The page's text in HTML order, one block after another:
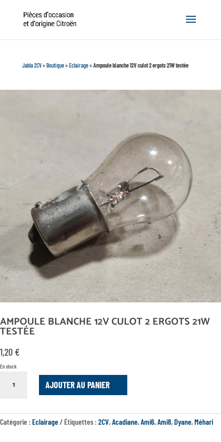
Jabla 2CV» Boutique» Eclairage» Ampoule blanche 12V culot 2 ergots 21W testée
AMPOULE BLANCHE 12V CULOT 2 ERGOTS 21W
TESTÉE
1,20 €
En stock
12V
CULOT
AJOUTER AU PANIER
Catégorie : Eclairage Étiquettes : 2CV,Acadiane,Ami6,Ami8,Dyane,Méhari